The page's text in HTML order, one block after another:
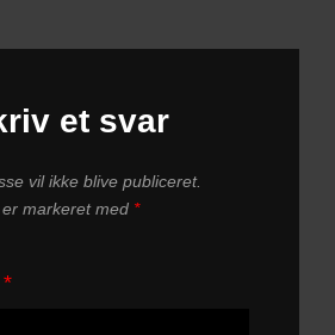
et svar
vil ikke blive publiceret.
markeret med *
*